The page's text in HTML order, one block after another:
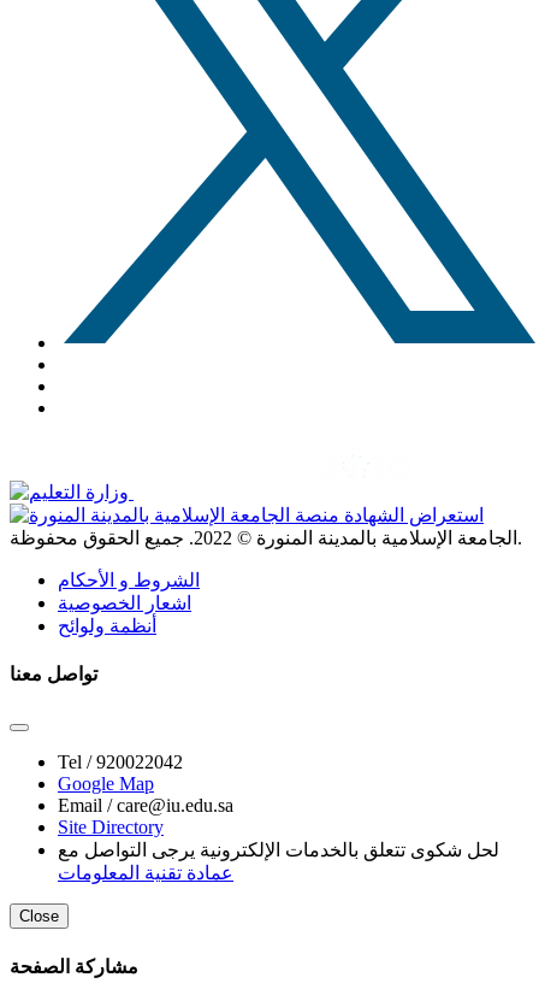
الجامعة الإسلامية بالمدينة المنورة © 2022 . جميع الحقوق محفوظة.
الشروط و الأحكام
اشعار الخصوصية
أنظمة ولوائح
تواصل معنا
Tel /920022042
Google Map
Email /care@iu.edu.sa
Site Directory
لحل شكوى تتعلق بالخدمات الإلكترونية يرجى التواصل مع
عمادة تقنية المعلومات
Close
مشاركة الصفحة